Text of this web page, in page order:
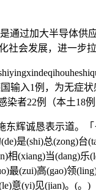
加大半导体供应
会发展，进一步拉
输入1例，为无症
者22例（本土18例
辉诚恳表示道。
(shi)总(zong)台
(xiang)当(dang)乐
(zui)高(gao)领
意(yi)见(jian)。(。)